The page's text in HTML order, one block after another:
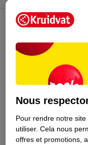
Nous
Pour rendre notre
utiliser. Cela nous
offres et promotions,